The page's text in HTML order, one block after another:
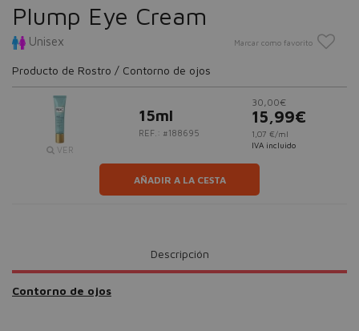
Plump Eye Cream
Unisex Marcar como favorito
Producto de Rostro / Contorno de ojos
VER
15ml
REF.: #188695
30,00€
15,99€
1,07 €/ml
IVA incluido
AÑADIR A LA CESTA
Descripción
Contorno de ojos